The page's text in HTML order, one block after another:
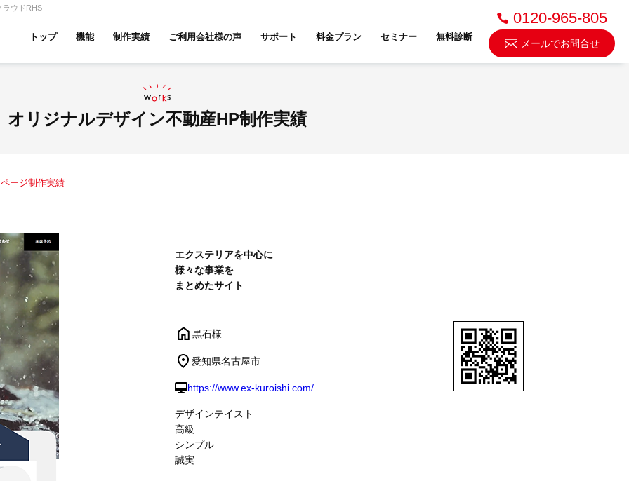
ラウドRHS
トップ 機能 制作実績
投資・収益物件 建築・リフォーム テナント
リノベ
作事例
ご利用会社様の声 サポート 料金プラン セミナー 無料診断
0120-965-805
メールでお問合せ
オリジナルデザイン不動産HP制作実績
ージ制作実績
エクステリアを中心に
様々な事業を
まとめたサイト
黒石様
愛知県名古屋市
https://www.ex-kuroishi.com/
デザインテイスト
高級
シンプル
誠実